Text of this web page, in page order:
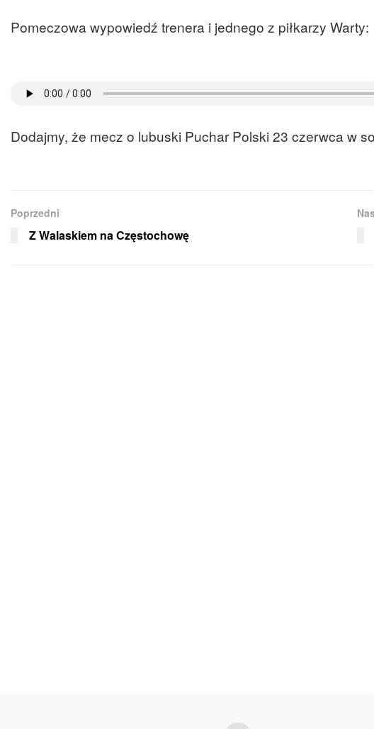
Pomeczowa wypowiedź trenera i jednego z piłkarzy Warty:
Dodajmy, że mecz o lubuski Puchar Polski 23 czerwca w
Poprzedni
Z Walaskiem na Częstochowę